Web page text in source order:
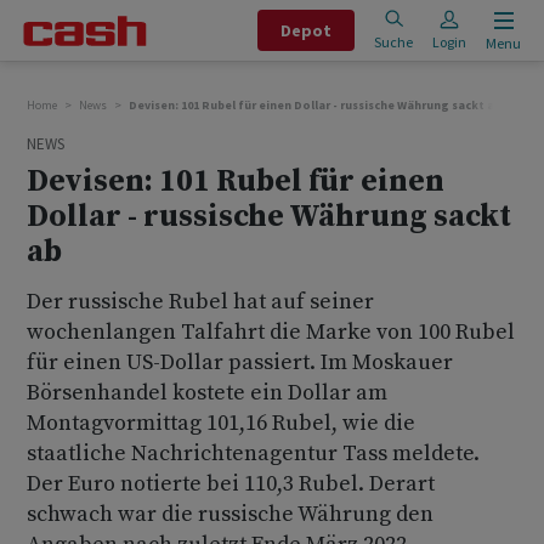
Depot
Suche Login Menu
Home News Devisen: 101 Rubel für einen Dollar - russische Währung sackt ab
NEWS
Devisen: 101 Rubel für einen
Dollar - russische Währung sackt
ab
Der russische Rubel hat auf seiner
wochenlangen Talfahrt die Marke von 100 Rubel
für einen US-Dollar passiert. Im Moskauer
Börsenhandel kostete ein Dollar am
Montagvormittag 101,16 Rubel, wie die
staatliche Nachrichtenagentur Tass meldete.
Der Euro notierte bei 110,3 Rubel. Derart
schwach war die russische Währung den